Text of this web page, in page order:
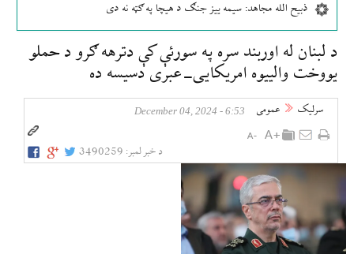
ذبیح الله مجاهد: سیمه ییز جنګ د هیچا په ګټه نه دی
د لبنان له اوربند سره په سورئې کې دترهه ګرو د حملو
یووخت والییوه امریکایی-عبری دسیسه ده
سرلیک عمومی 6:53 - December 04, 2024
د خبر لمبر: 3490259